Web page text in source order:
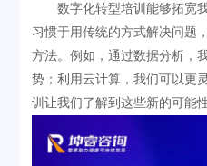
数字化转型培训能够拓宽
习惯于用传统的方式解决问题
方法。例如，通过数据分析，
势；利用云计算，我们可以更
训让我们了解到这些新的可能